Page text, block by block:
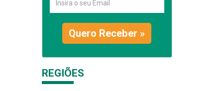
Quero Receber »
REGIÕES